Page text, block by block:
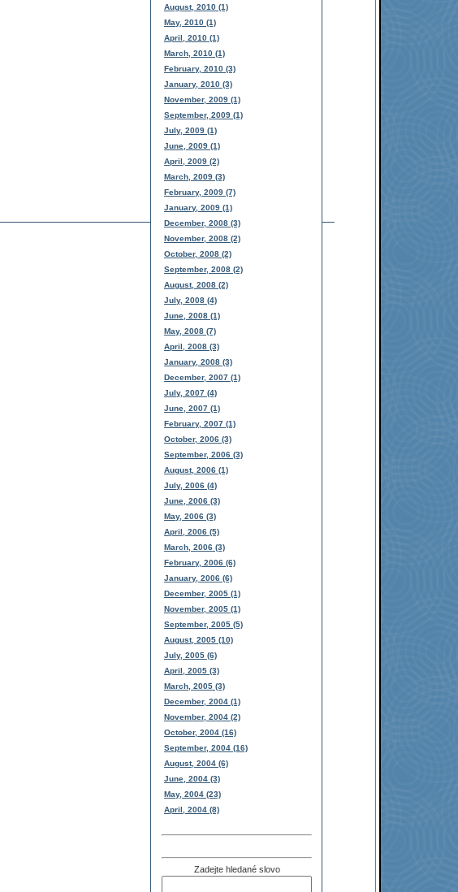
August, 2010 (1)
May, 2010 (1)
April, 2010 (1)
March, 2010 (1)
February, 2010 (3)
January, 2010 (3)
November, 2009 (1)
September, 2009 (1)
July, 2009 (1)
June, 2009 (1)
April, 2009 (2)
March, 2009 (3)
February, 2009 (7)
January, 2009 (1)
December, 2008 (3)
November, 2008 (2)
October, 2008 (2)
September, 2008 (2)
August, 2008 (2)
July, 2008 (4)
June, 2008 (1)
May, 2008 (7)
April, 2008 (3)
January, 2008 (3)
December, 2007 (1)
July, 2007 (4)
June, 2007 (1)
February, 2007 (1)
October, 2006 (3)
September, 2006 (3)
August, 2006 (1)
July, 2006 (4)
June, 2006 (3)
May, 2006 (3)
April, 2006 (5)
March, 2006 (3)
February, 2006 (6)
January, 2006 (6)
December, 2005 (1)
November, 2005 (1)
September, 2005 (5)
August, 2005 (10)
July, 2005 (6)
April, 2005 (3)
March, 2005 (3)
December, 2004 (1)
November, 2004 (2)
October, 2004 (16)
September, 2004 (16)
August, 2004 (6)
June, 2004 (3)
May, 2004 (23)
April, 2004 (8)
Zadejte hledané slovo